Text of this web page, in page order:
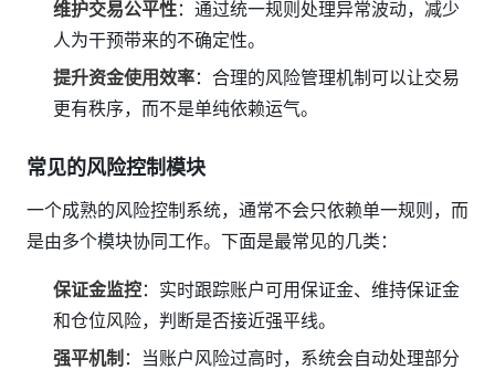
维护交易公平性：通过统一规则处理异常波动，减少
人为干预带来的不确定性。
提升资金使用效率：合理的风险管理机制可以让交易
更有秩序，而不是单纯依赖运气。
常见的风险控制模块
一个成熟的风险控制系统，通常不会只依赖单一规则，而
是由多个模块协同工作。下面是最常见的几类：
保证金监控：实时跟踪账户可用保证金、维持保证金
和仓位风险，判断是否接近强平线。
强平机制 ：当账户风险过高时，系统会自动处理部分